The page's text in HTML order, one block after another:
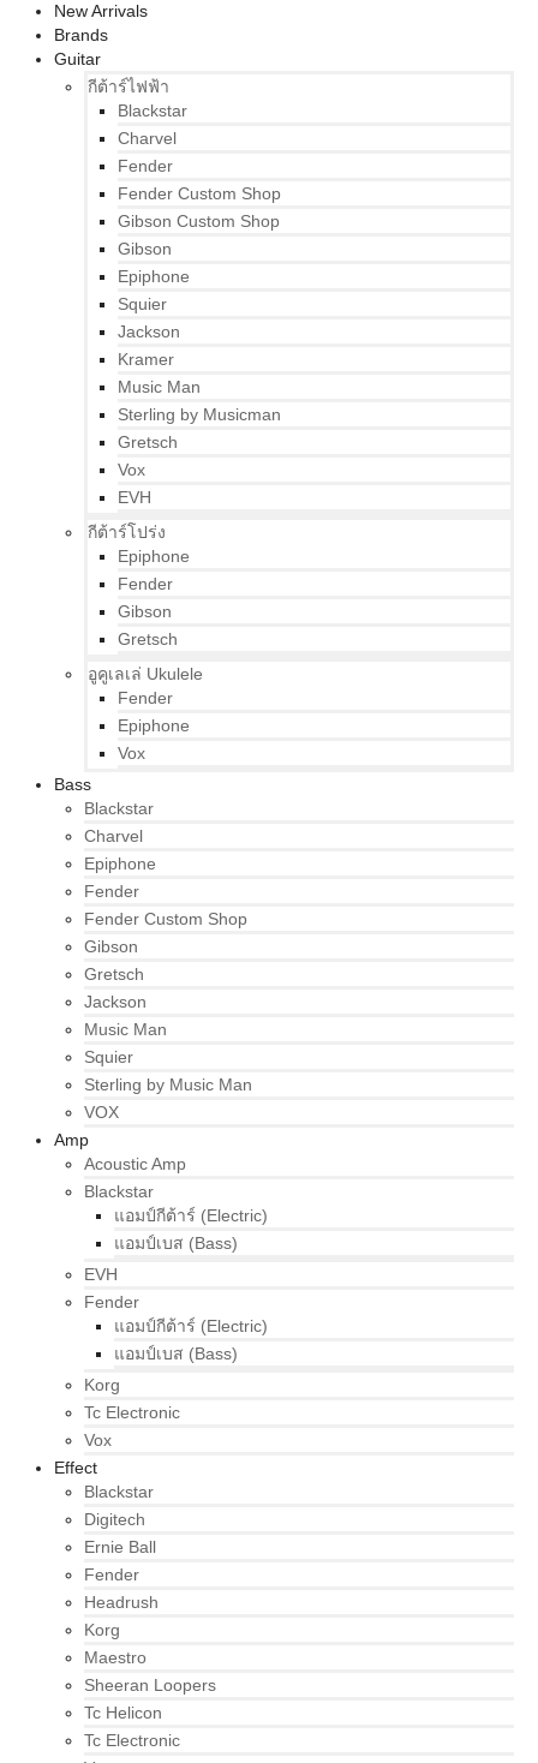
New Arrivals
Brands
Guitar
กีต้าร์ไฟฟ้า
Blackstar
Charvel
Fender
Fender Custom Shop
Gibson Custom Shop
Gibson
Epiphone
Squier
Jackson
Kramer
Music Man
Sterling by Musicman
Gretsch
Vox
EVH
กีต้าร์โปร่ง
Epiphone
Fender
Gibson
Gretsch
อูคูเลเล่ Ukulele
Fender
Epiphone
Vox
Bass
Blackstar
Charvel
Epiphone
Fender
Fender Custom Shop
Gibson
Gretsch
Jackson
Music Man
Squier
Sterling by Music Man
VOX
Amp
Acoustic Amp
Blackstar
แอมป์กีต้าร์ (Electric)
แอมป์เบส (Bass)
EVH
Fender
แอมป์กีต้าร์ (Electric)
แอมป์เบส (Bass)
Korg
Tc Electronic
Vox
Effect
Blackstar
Digitech
Ernie Ball
Fender
Headrush
Korg
Maestro
Sheeran Loopers
Tc Helicon
Tc Electronic